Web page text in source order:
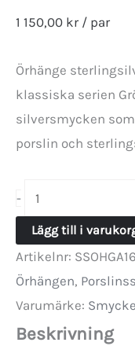
1 150,00 kr / par
Örhänge
klassiska serien
silversmycken
porslin och
-
Oval
med
porslin
-
Gröna
Anna
Lägg till i
Artikelnr: SSOHGA16
Örhängen,
Varumärke:
Beskrivning